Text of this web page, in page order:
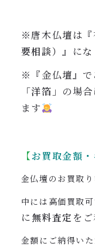
※唐木仏壇は『
要相談）』に
※『金仏壇』で
「洋箔」 の場
ます
【お買取金額
金仏壇のお買取
中には高価買取
に無料査定 を
金額にご納得い